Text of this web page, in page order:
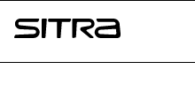
Siirry
suoraan
Sitra